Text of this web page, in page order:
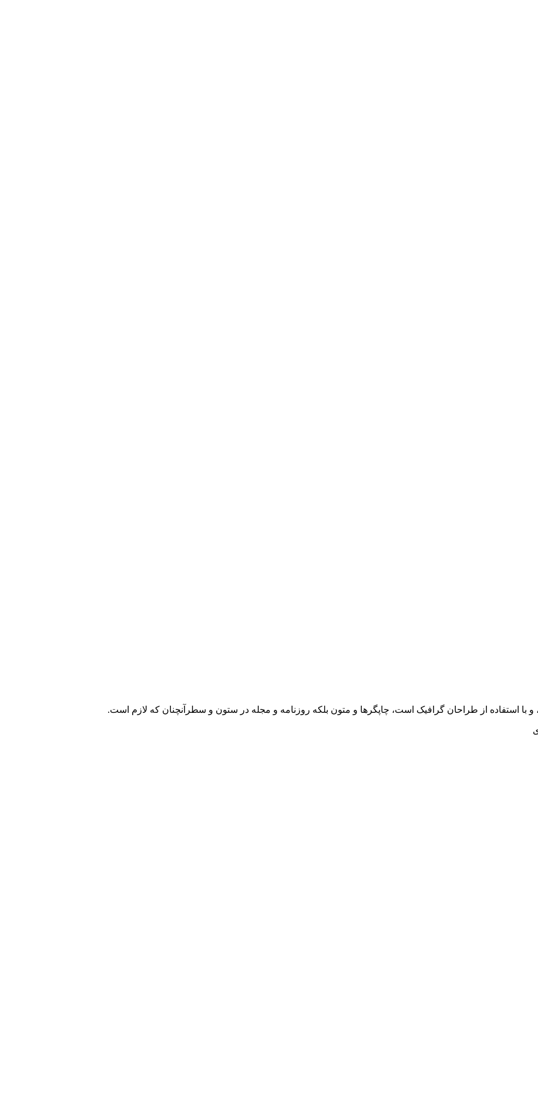
با استفاده از طراحان گرافیک است، چاپگرها و متون بلکه روزنامه و مجله در ستون و سطرآنچنان که لازم است.